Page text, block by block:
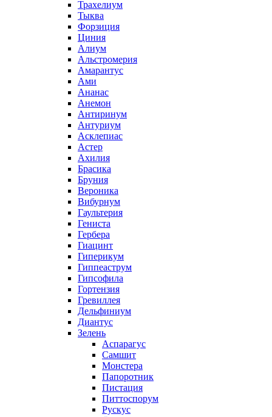
Трахелиум
Тыква
Форзиция
Циния
Алиум
Альстромерия
Амарантус
Ами
Ананас
Анемон
Антиринум
Антуриум
Асклепиас
Астер
Ахилия
Брасика
Бруния
Вероника
Вибурнум
Гаультерия
Гениста
Гербера
Гиацинт
Гиперикум
Гиппеаструм
Гипсофила
Гортензия
Гревиллея
Дельфиниум
Диантус
Зелень
Аспарагус
Самшит
Монстера
Папоротник
Пистация
Питтоспорум
Рускус